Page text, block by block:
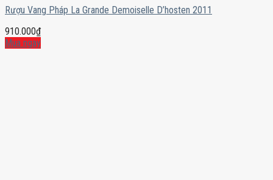
Rượu Vang Pháp La Grande Demoiselle D’hosten 2011
910.000₫
Mua ngay